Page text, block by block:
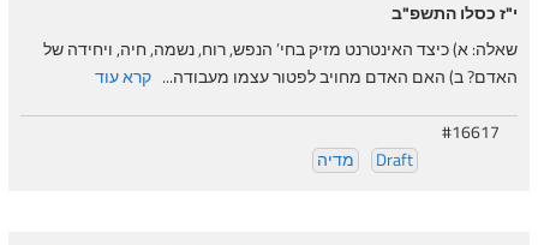
י"ז כסלו התשפ"ב
שאלה: א) כיצד האינטרנט מזיק בחי’ הנפש, רוח, נשמה, חיה, ויחידה של
האדם? ב) האם האדם מחויב לפטור עצמו מעבודה... קרא עוד
#16617
Draft
מדיה